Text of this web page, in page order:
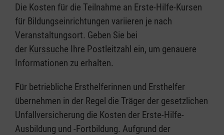
Die Kosten für die Teilnahme an Erste-Hilfe-Kursen
für Bildungseinrichtungen variieren je nach
Veranstaltungsort. Geben Sie bei
der Kurssuche Ihre Postleitzahl ein, um genauere
Informationen zu erhalten.
Für betriebliche Ersthelferinnen und Ersthelfer
übernehmen in der Regel die Träger der gesetzlichen
Unfallversicherung die Kosten der Erste-Hilfe-
Ausbildung und -Fortbildung. Aufgrund der